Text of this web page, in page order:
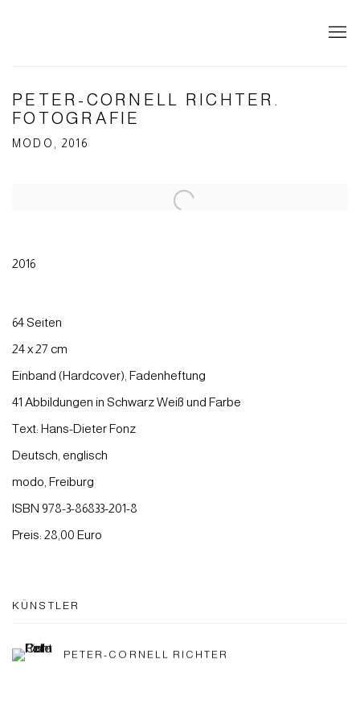
PETER-CORNELL RICHTER.
FOTOGRAFIE
MODO, 2016
Open a larger version of the following image in a popup:
2016
64 Seiten
24 x 27 cm
Einband (Hardcover), Fadenheftung
41 Abbildungen in Schwarz Weiß und Farbe
Text: Hans-Dieter Fonz
Deutsch, englisch
modo, Freiburg
ISBN 978-3-86833-201-8
Preis: 28,00 Euro
KÜNSTLER
PETER-CORNELL RICHTER